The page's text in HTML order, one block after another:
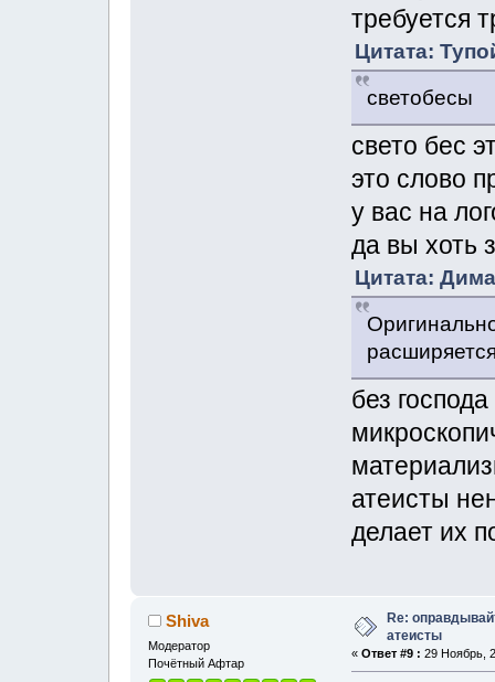
требуется
Цитата:
светобесы
свето бес
это слово
у вас на
да вы хоть
Цитата:
без
атеисты
делает их
Shiva
Модератор
Почётный Афтар
Re:
атеисты
« Ответ #9 : 29 Ноябрь,